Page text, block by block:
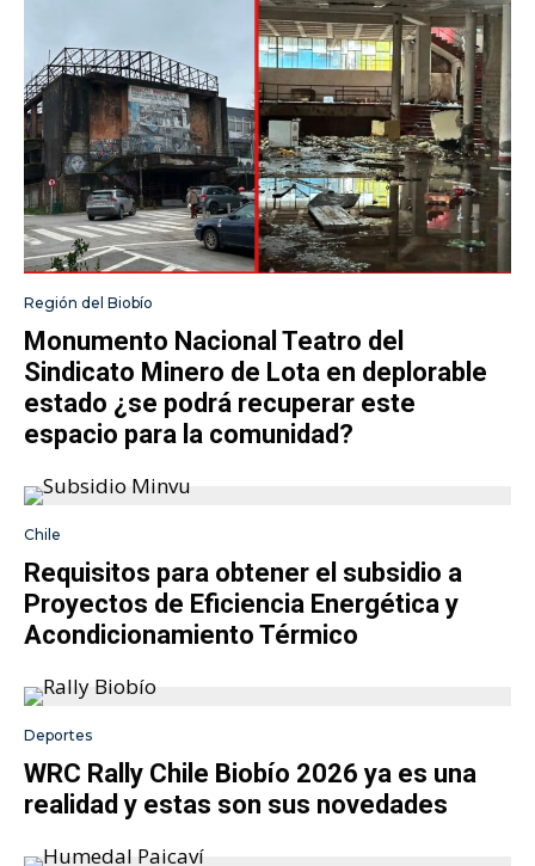
Región del Biobío
Monumento Nacional Teatro del
Sindicato Minero de Lota en deplorable
estado ¿se podrá recuperar este
espacio para la comunidad?
Chile
Requisitos para obtener el subsidio a
Proyectos de Eficiencia Energética y
Acondicionamiento Térmico
Deportes
WRC Rally Chile Biobío 2026 ya es una
realidad y estas son sus novedades